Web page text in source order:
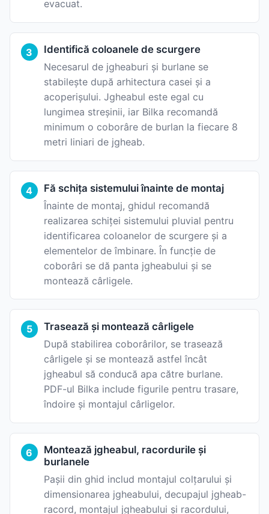
evacuat.
Identifică coloanele de scurgere
Necesarul de jgheaburi și burlane se
stabilește după arhitectura casei și a
acoperișului. Jgheabul este egal cu
lungimea streșinii, iar Bilka recomandă
minimum o coborâre de burlan la fiecare 8
metri liniari de jgheab.
Fă schița sistemului înainte de montaj
Înainte de montaj, ghidul recomandă
realizarea schiței sistemului pluvial pentru
identificarea coloanelor de scurgere și a
elementelor de îmbinare. În funcție de
coborâri se dă panta jgheabului și se
montează cârligele.
Trasează și montează cârligele
După stabilirea coborârilor, se trasează
cârligele și se montează astfel încât
jgheabul să conducă apa către burlane.
PDF-ul Bilka include figurile pentru trasare,
îndoire și montajul cârligelor.
Montează jgheabul, racordurile și
burlanele
Pașii din ghid includ montajul colțarului și
dimensionarea jgheabului, decupajul jgheab-
racord, montajul jgheabului și racordului,